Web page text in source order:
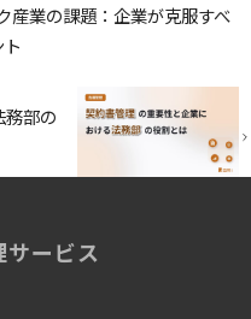
産業の課題：企業が克服すべ
部の
ービス